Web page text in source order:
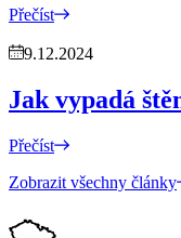
Přečíst
9.12.2024
Jak vypadá
Přečíst
Zobrazit všechny články